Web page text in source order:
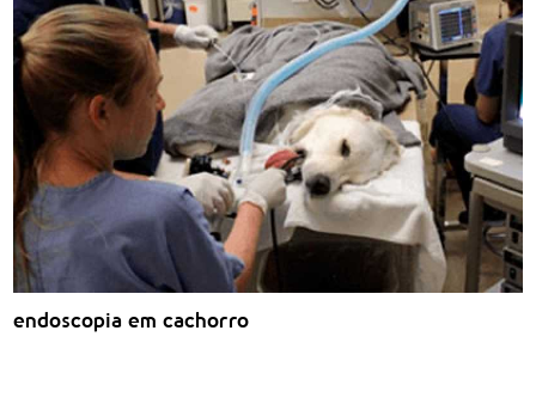
endoscopia em cachorro